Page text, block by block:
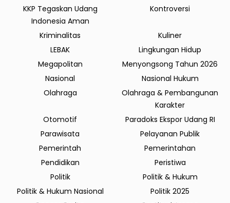
KKP Tegaskan Udang
Indonesia Aman
Kontroversi
Kriminalitas
Kuliner
LEBAK
Lingkungan Hidup
Megapolitan
Menyongsong Tahun 2026
Nasional
Nasional Hukum
Olahraga
Olahraga & Pembangunan
Karakter
Otomotif
Paradoks Ekspor Udang RI
Parawisata
Pelayanan Publik
Pemerintah
Pemerintahan
Pendidikan
Peristiwa
Politik
Politik & Hukum
Politik & Hukum Nasional
Politik 2025